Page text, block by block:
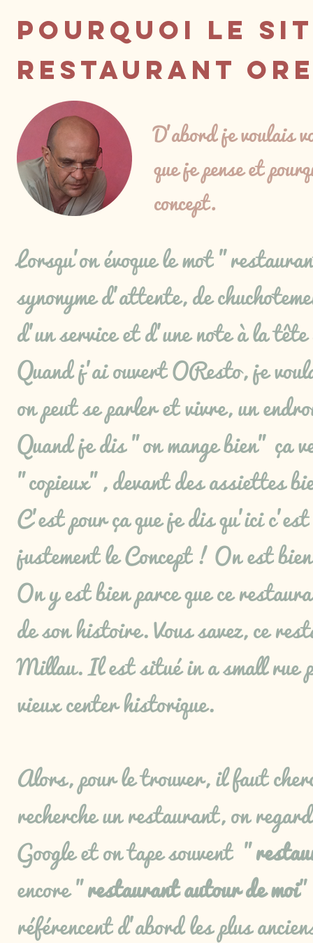
Pourquoi le
restaurant
D'abord je voulais
que je pense et
concept.
Lorsqu'on évoque le mot
synonyme d'attente, de
d'un service et d'une note à la
Quand j'ai ouvert OResto, je
on peut se parler et vivre, un
Quand je dis "on mange bien" ça
"copieux", devant des assiettes
C'est pour ça que je dis qu'ici
justement le Concept ! On est
On y est bien parce que ce
de son histoire. Vous savez, ce
Millau. Il est situé in a small rue
vieux center historique.
Alors, pour le trouver, il faut
recherche un restaurant, on
Google et on tape souvent "
encore "restaurant autour de moi"
référencent d'abord les plus